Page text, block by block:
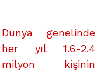
Dünya genelinde
her yıl 1.6-2.4
milyon kişinin